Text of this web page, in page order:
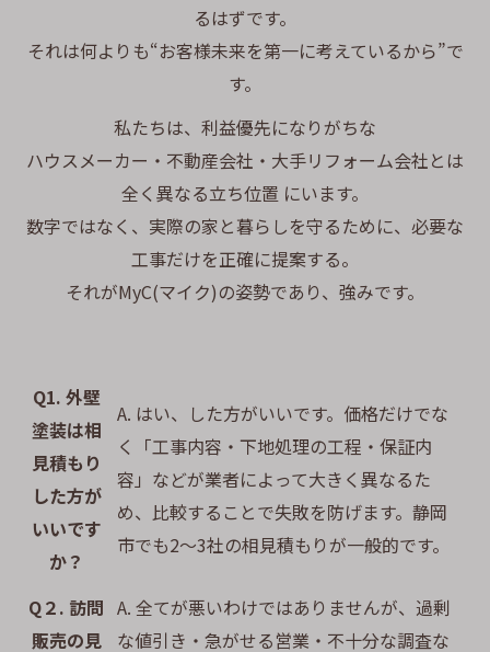
るはずです。
それは何よりも“お客様未来を第一に考えているから”で
す。
私たちは、利益優先になりがちな
ハウスメーカー・不動産会社・大手リフォーム会社とは
全く異なる立ち位置 にいます。
数字ではなく、実際の家と暮らしを守るために、必要な
工事だけを正確に提案する。
それがMyC(マイク)の姿勢であり、強みです。
Q1. 外壁
塗装は相
見積もり
した方が
いいです
か？
A. はい、した方がいいです。価格だけでな
く「工事内容・下地処理の工程・保証内
容」などが業者によって大きく異なるた
め、比較することで失敗を防げます。静岡
市でも2〜3社の相見積もりが一般的です。
Q２. 訪問
販売の見
A. 全てが悪いわけではありませんが、過剰
な値引き・急がせる営業・不十分な調査な